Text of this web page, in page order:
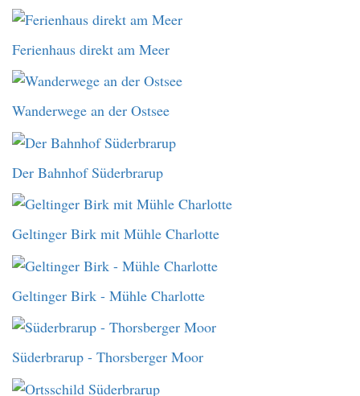
Ferienhaus direkt am Meer
Wanderwege an der Ostsee
Der Bahnhof Süderbrarup
Geltinger Birk mit Mühle Charlotte
Geltinger Birk - Mühle Charlotte
Süderbrarup - Thorsberger Moor